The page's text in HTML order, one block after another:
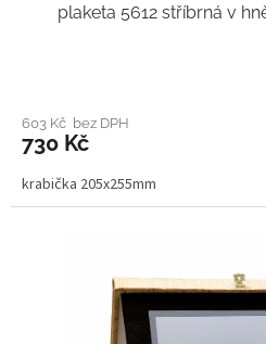
plaketa 5612 stříbrná v
603 Kč bez DPH
730 Kč
krabička 205x255mm